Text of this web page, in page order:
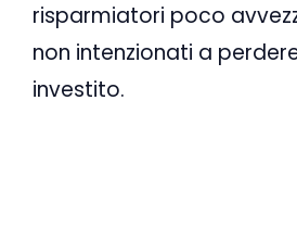
risparmiatori poco
non intenzionati a
investito.